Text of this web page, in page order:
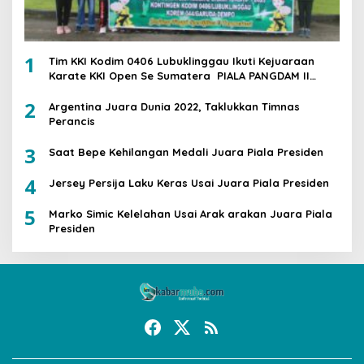
1
Tim KKI Kodim 0406 Lubuklinggau Ikuti Kejuaraan
Karate KKI Open Se Sumatera PIALA PANGDAM II
2
Argentina Juara Dunia 2022, Taklukkan Timnas
Perancis
3 Saat Bepe Kehilangan Medali Juara Piala Presiden
4 Jersey Persija Laku Keras Usai Juara Piala Presiden
5
Marko Simic Kelelahan Usai Arak arakan Juara Piala
Presiden